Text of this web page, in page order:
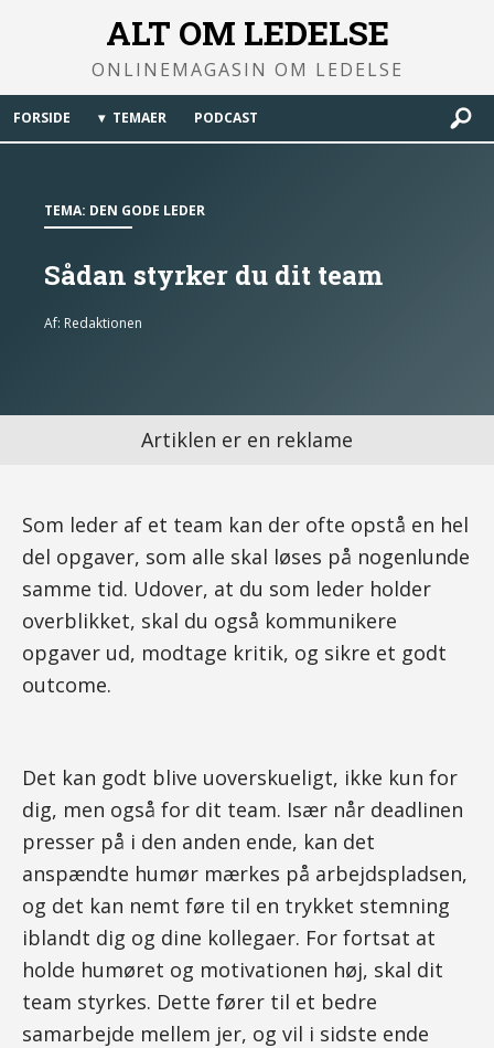
ALT OM LEDELSE
ONLINEMAGASIN OM LEDELSE
FORSIDE TEMAER PODCAST
TEMA: DEN GODE LEDER
Sådan styrker du dit team
Af: Redaktionen
Artiklen er en reklame
Som leder af et team kan der ofte opstå en hel
del opgaver, som alle skal løses på nogenlunde
samme tid. Udover, at du som leder holder
overblikket, skal du også kommunikere
opgaver ud, modtage kritik, og sikre et godt
outcome.
Det kan godt blive uoverskueligt, ikke kun for
dig, men også for dit team. Især når deadlinen
presser på i den anden ende, kan det
anspændte humør mærkes på arbejdspladsen,
og det kan nemt føre til en trykket stemning
iblandt dig og dine kollegaer. For fortsat at
holde humøret og motivationen høj, skal dit
team styrkes. Dette fører til et bedre
samarbejde mellem jer, og vil i sidste ende